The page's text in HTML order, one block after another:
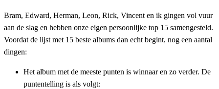
Bram, Edward, Herman, Leon, Rick, Vincent en ik gingen vol vuur
aan de slag en hebben onze eigen persoonlijke top 15 samengesteld.
Voordat de lijst met 15 beste albums dan echt begint, nog een aantal
dingen:
Het album met de meeste punten is winnaar en zo verder. De
puntentelling is als volgt: